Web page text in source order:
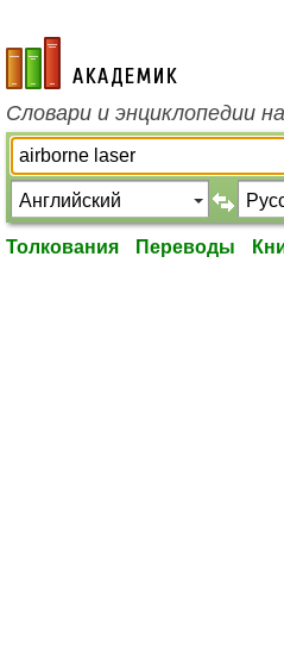
academic.ru
Словари и энциклопедии
Толкования Переводы